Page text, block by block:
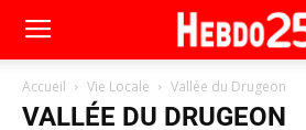
Accueil Vie Locale Vallée du Drugeon
VALLÉE DU DRUGEON